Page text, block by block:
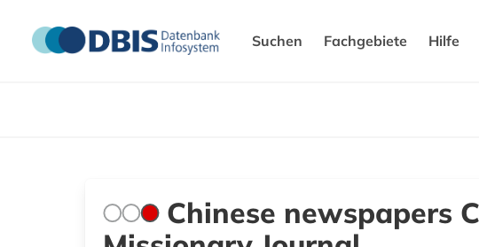
Suchen Fachgebiete Hilfe
Chinese newspapers